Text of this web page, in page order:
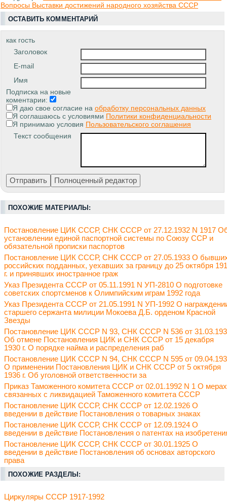
Вопросы Выставки достижений народного хозяйства СССР
ОСТАВИТЬ КОММЕНТАРИЙ
как гость
Заголовок
E-mail
Имя
Подписка на новые
коментарии:
Я даю свое согласие на обработку персональных данных
Я соглашаюсь с условиями Политики конфиденциальности
Я принимаю условия Пользовательского соглашения
Текст сообщения
ПОХОЖИЕ МАТЕРИАЛЫ:
Постановление ЦИК СССР, СНК СССР от 27.12.1932 N 1917
установлении единой паспортной системы по Союзу ССР и
обязательной прописки паспортов
Постановление ЦИК СССР, СНК СССР от 27.05.1933 О
российских подданных, уехавших за границу до 25 октября
г. и принявших иностранное граж
Указ Президента СССР от 05.11.1991 N УП-2810 О подготовке
советских спортсменов к Олимпийским играм 1992 года
Указ Президента СССР от 21.05.1991 N УП-1992 О
старшего сержанта милиции Мокоева Д.Б. орденом Красной
Звезды
Постановление ЦИК СССР N 93, СНК СССР N 536 от
Об отмене Постановления ЦИК и СНК СССР от 15 декабря
1930 г. О порядке найма и распределения раб
Постановление ЦИК СССР N 94, СНК СССР N 595 от
О применении Постановления ЦИК и СНК СССР от 5 октября
1936 г. Об уголовной ответственности за
Приказ Таможенного комитета СССР от 02.01.1992 N 1 О
связанных с ликвидацией Таможенного комитета СССР
Постановление ЦИК СССР, СНК СССР от 12.02.1926 О
введении в действие Постановления о товарных знаках
Постановление ЦИК СССР, СНК СССР от 12.09.1924 О
введении в действие Постановления о патентах на
Постановление ЦИК СССР, СНК СССР от 30.01.1925 О
введении в действие Постановления об основах авторского
права
ПОХОЖИЕ РАЗДЕЛЫ:
Циркуляры СССР 1917-1992